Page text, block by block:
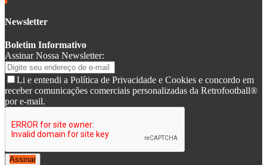
Newsletter
Boletim Informativo
Assinar Nossa Newsletter:
Li e entendi a Política de Privacidade e Cookies e concordo em
receber comunicações comerciais personalizadas da Retrofootball®
por e-mail.
Assinar